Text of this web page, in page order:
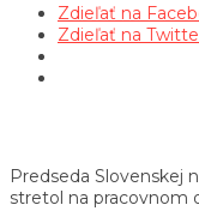
Zdieľať na
Zdieľať na
Predseda Slovenskej
stretol na pracovnom